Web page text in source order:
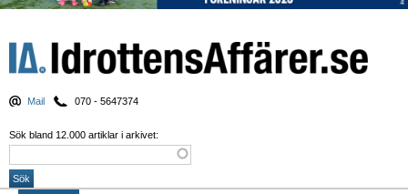
Mail 070 - 5647374
Sök bland 12.000 artiklar i arkivet: